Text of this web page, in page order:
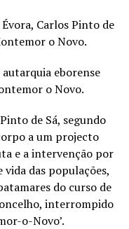
Carlos Pinto de
o Novo.
eborense
o Novo.
de Sá, segundo
a um projecto
e a intervenção por
vida das populações,
do curso de
interrompido
o-Novo’.